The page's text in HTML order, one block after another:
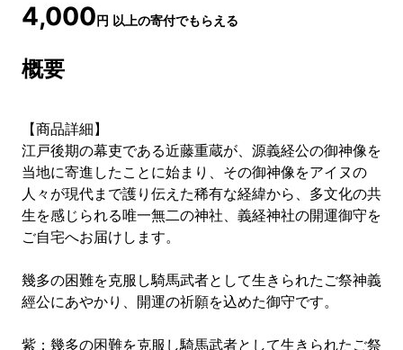
4,000円 以上の寄付でもらえる
概要
【商品詳細】
江戸後期の幕吏である近藤重蔵が、源義経公の御神像を
当地に寄進したことに始まり、その御神像をアイヌの
人々が現代まで護り伝えた稀有な経緯から、多文化の共
生を感じられる唯一無二の神社、義経神社の開運御守を
ご自宅へお届けします。
幾多の困難を克服し騎馬武者として生きられたご祭神義
經公にあやかり、開運の祈願を込めた御守です。
紫：幾多の困難を克服し騎馬武者として生きられたご祭